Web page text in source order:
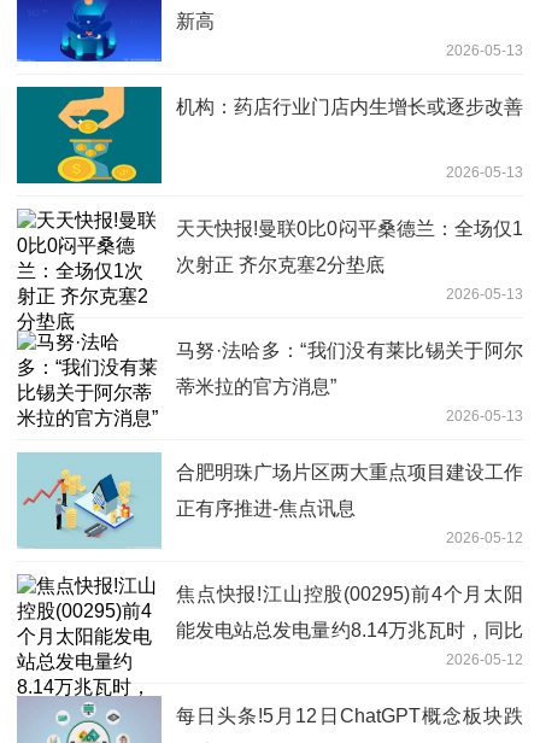
新高
2026-05-13
机构：药店行业门店内生增长或逐步改善
2026-05-13
天天快报!曼联0比0闷平桑德兰：全场仅1
次射正 齐尔克塞2分垫底
2026-05-13
马努·法哈多：“我们没有莱比锡关于阿尔
蒂米拉的官方消息”
2026-05-13
合肥明珠广场片区两大重点项目建设工作
正有序推进-焦点讯息
2026-05-12
焦点快报!江山控股(00295)前4个月太阳
能发电站总发电量约8.14万兆瓦时，同比
2026-05-12
每日头条!5月12日ChatGPT概念板块跌